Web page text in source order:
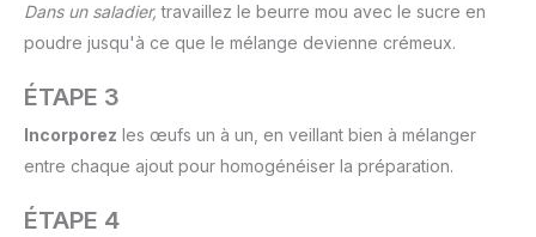
Dans un saladier,travaillez le beurre mou avec le sucre en
poudre jusqu'à ce que le mélange devienne crémeux.
ÉTAPE 3
Incorporez les œufs un à un, en veillant bien à mélanger
entre chaque ajout pour homogénéiser la préparation.
ÉTAPE 4